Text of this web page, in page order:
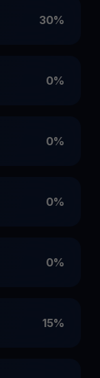
30%
0%
0%
0%
0%
15%